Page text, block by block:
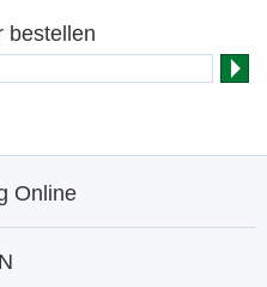
bestellen
Online